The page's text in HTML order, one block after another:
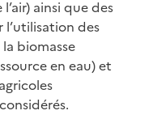
ainsi que des
l’utilisation des
biomasse
en eau) et